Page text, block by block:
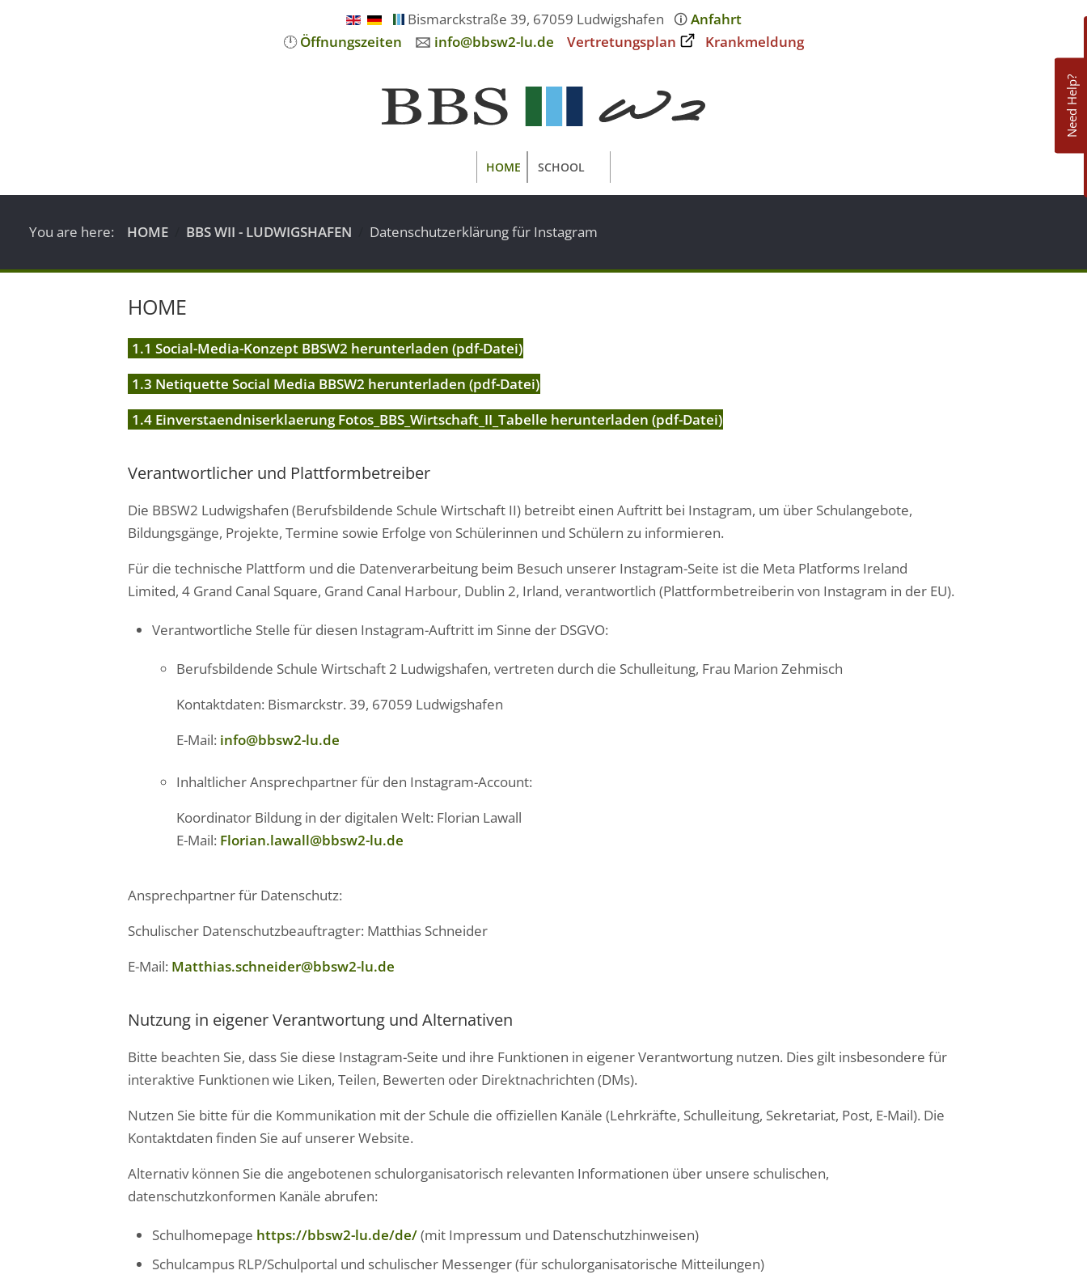
Bismarckstraße 39, 67059 Ludwigshafen 🛈Anfahrt
🕛Öffnungszeiten 🖂 info@bbsw2-lu.de Vertretungsplan Krankmeldung
Need Help?
HOME SCHOOL
You are here: HOME BBS WII - LUDWIGSHAFEN Datenschutzerklärung für Instagram
HOME
1.1 Social-Media-Konzept BBSW2 herunterladen (pdf-Datei)
1.3 Netiquette Social Media BBSW2 herunterladen (pdf-Datei)
1.4 Einverstaendniserklaerung Fotos_BBS_Wirtschaft_II_Tabelle herunterladen (pdf-Datei)
Verantwortlicher und Plattformbetreiber
Die BBSW2 Ludwigshafen (Berufsbildende Schule Wirtschaft II) betreibt einen Auftritt bei Instagram, um über Schulangebote,
Bildungsgänge, Projekte, Termine sowie Erfolge von Schülerinnen und Schülern zu informieren.
Für die technische Plattform und die Datenverarbeitung beim Besuch unserer Instagram-Seite ist die Meta Platforms Ireland
Limited, 4 Grand Canal Square, Grand Canal Harbour, Dublin 2, Irland, verantwortlich (Plattformbetreiberin von Instagram in der EU).
Verantwortliche Stelle für diesen Instagram-Auftritt im Sinne der DSGVO:
Berufsbildende Schule Wirtschaft 2 Ludwigshafen, vertreten durch die Schulleitung, Frau Marion Zehmisch
Kontaktdaten: Bismarckstr. 39, 67059 Ludwigshafen
E-Mail: info@bbsw2-lu.de
Inhaltlicher Ansprechpartner für den Instagram-Account:
Koordinator Bildung in der digitalen Welt: Florian Lawall
E-Mail: Florian.lawall@bbsw2-lu.de
Ansprechpartner für Datenschutz:
Schulischer Datenschutzbeauftragter: Matthias Schneider
E-Mail: Matthias.schneider@bbsw2-lu.de
Nutzung in eigener Verantwortung und Alternativen
Bitte beachten Sie, dass Sie diese Instagram-Seite und ihre Funktionen in eigener Verantwortung nutzen. Dies gilt insbesondere für
interaktive Funktionen wie Liken, Teilen, Bewerten oder Direktnachrichten (DMs).
Nutzen Sie bitte für die Kommunikation mit der Schule die offiziellen Kanäle (Lehrkräfte, Schulleitung, Sekretariat, Post, E-Mail). Die
Kontaktdaten finden Sie auf unserer Website.
Alternativ können Sie die angebotenen schulorganisatorisch relevanten Informationen über unsere schulischen,
datenschutzkonformen Kanäle abrufen:
Schulhomepage https://bbsw2-lu.de/de/(mit Impressum und Datenschutzhinweisen)
Schulcampus RLP/Schulportal und schulischer Messenger (für schulorganisatorische Mitteilungen)